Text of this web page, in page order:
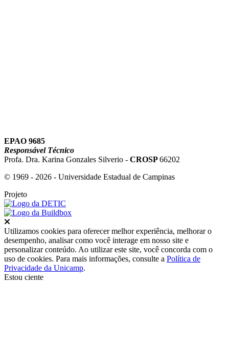
EPAO 9685
Responsável Técnico
Profa. Dra. Karina Gonzales Silverio - CROSP66202
© 1969 - 2026 - Universidade Estadual de Campinas
Projeto
Utilizamos cookies para oferecer melhor experiência, melhorar o
desempenho, analisar como você interage em nosso site e
personalizar conteúdo. Ao utilizar este site, você concorda com o
uso de cookies. Para mais informações, consulte a Política de
Privacidade da Unicamp.
Estou ciente